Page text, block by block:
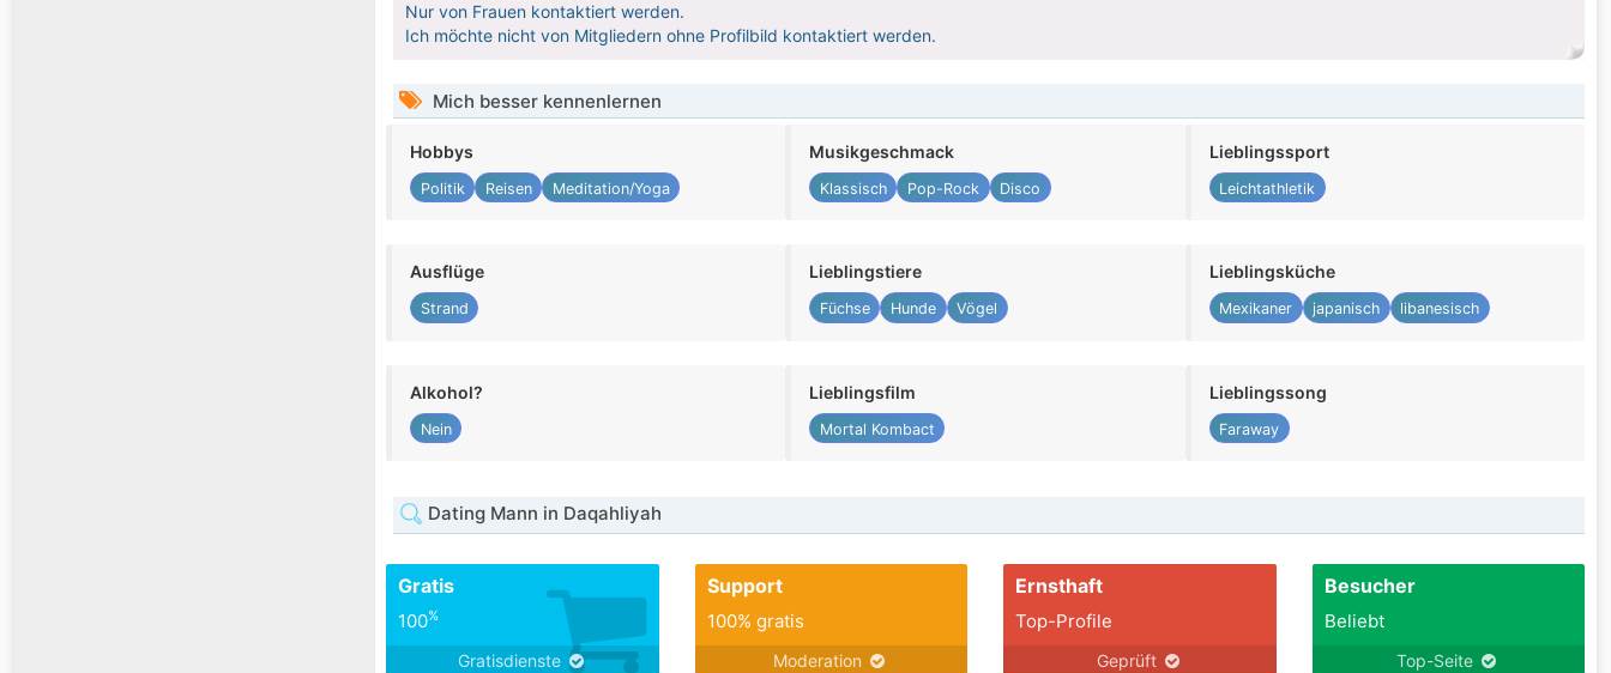
Nur von Frauen kontaktiert werden.
Ich möchte nicht von Mitgliedern ohne Profilbild kontaktiert werden.
Mich besser kennenlernen
Hobbys
Politik Reisen Meditation/Yoga
Musikgeschmack
Klassisch Pop-Rock Disco
Lieblingssport
Leichtathletik
Ausflüge
Strand
Lieblingstiere
Füchse Hunde Vögel
Lieblingsküche
Mexikaner japanisch libanesisch
Alkohol?
Nein
Lieblingsfilm
Mortal Kombact
Lieblingssong
Faraway
Dating Mann in Daqahliyah
Gratis
100%
Gratisdienste
Support
100% gratis
Moderation
Ernsthaft
Top-Profile
Geprüft
Besucher
Beliebt
Top-Seite